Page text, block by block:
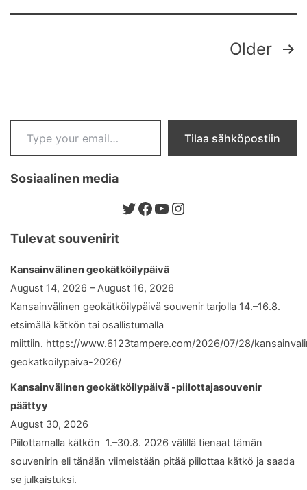
Older
Type your email…
Tilaa sähköpostiin
Sosiaalinen media
Twitter
Facebook
YouTube
Instagram
Tulevat souvenirit
Kansainvälinen geokätköilypäivä
August 14, 2026 – August 16, 2026
Kansainvälinen geokätköilypäivä souvenir tarjolla 14.–16.8.
etsimällä kätkön tai osallistumalla
miittiin. https://www.6123tampere.com/2026/07/28/
geokatkoilypaiva-2026/
Kansainvälinen geokätköilypäivä -piilottajasouvenir
päättyy
August 30, 2026
Piilottamalla kätkön 1.–30.8. 2026 välillä tienaat tämän
souvenirin eli tänään viimeistään pitää piilottaa kätkö ja saada
se julkaistuksi.